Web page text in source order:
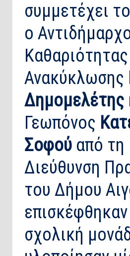
συμμετέχει
ο
Ανακύκλωσης
Δημομελέτης
Γεωπόνος
Σοφού από τη
Διεύθυνση
του Δήμου
σχολική